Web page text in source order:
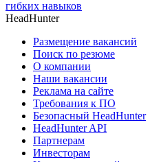
гибких навыков
HeadHunter
Размещение вакансий
Поиск по резюме
О компании
Наши вакансии
Реклама на сайте
Требования к ПО
Безопасный HeadHunter
HeadHunter API
Партнерам
Инвесторам